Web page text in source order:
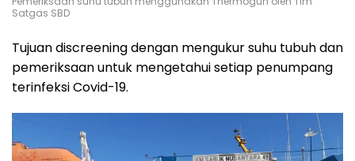
Satgas SBD
Tujuan discreening dengan mengukur suhu tubuh dan
pemeriksaan untuk mengetahui setiap penumpang
terinfeksi Covid-19.